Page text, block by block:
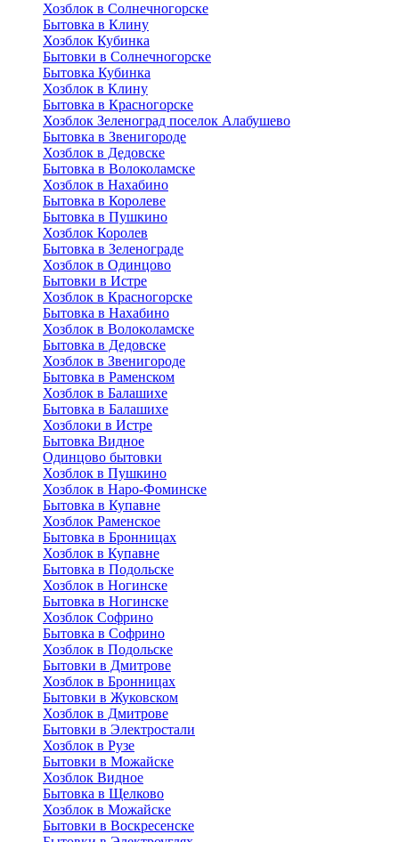
Хозблок в Солнечногорске
Бытовка в Клину
Хозблок Кубинка
Бытовки в Солнечногорске
Бытовка Кубинка
Хозблок в Клину
Бытовка в Красногорске
Хозблок Зеленоград поселок Алабушево
Бытовка в Звенигороде
Хозблок в Дедовске
Бытовка в Волоколамске
Хозблок в Нахабино
Бытовка в Королеве
Бытовкa в Пушкино
Хозблок Королев
Бытовка в Зеленограде
Хозблок в Одинцово
Бытовки в Истре
Хозблок в Красногорске
Бытовка в Нахабино
Хозблок в Волоколамске
Бытовкa в Дедовске
Хозблок в Звенигороде
Бытовка в Раменском
Хозблок в Балашихе
Бытовкa в Балашихе
Хозблоки в Истре
Бытовка Видное
Одинцово бытовки
Хозблок в Пушкино
Хозблок в Наро-Фоминске
Бытовка в Купавне
Хозблок Раменское
Бытовка в Бронницах
Хозблок в Купавне
Бытовка в Подольске
Хозблок в Ногинске
Бытовка в Ногинске
Хозблок Софрино
Бытовка в Софрино
Хозблок в Подольске
Бытовки в Дмитрове
Хозблок в Бронницах
Бытовки в Жуковском
Хозблок в Дмитрове
Бытовки в Электростали
Хозблок в Рузе
Бытовки в Можайске
Хозблок Видное
Бытовкa в Щелково
Хозблок в Можайске
Бытовки в Воскресенске